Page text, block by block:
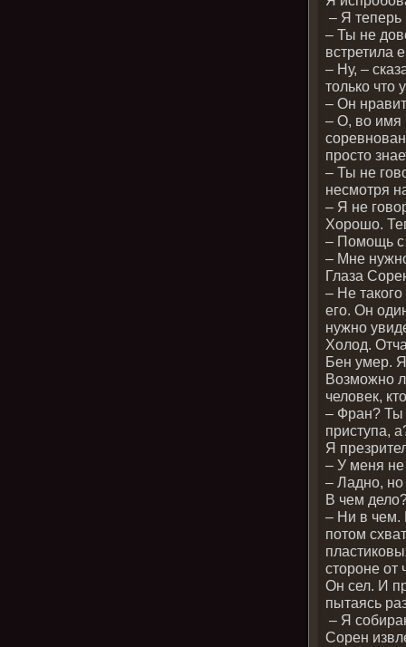
– Я теперь
– Ты не
встретила
– Ну, –
только что
– Он
– О, во имя
просто
– Ты не
несмотря
– Я не
Хорошо.
– Помощь
– Мне
Глаза
– Не
его. Он
нужно
Холод.
Бен умер.
Возможно
человек,
– Фран? Ты
приступа,
Я
– У меня
– Ладно, но
В чем
– Ни в чем.
потом
стороне от
Он сел. И
пытаясь
– Я
Сорен